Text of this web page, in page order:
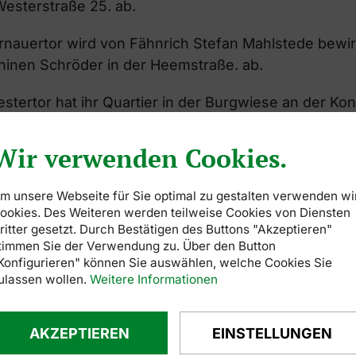
25. ab.
wird von Fähnrich Stefan Mahlstede
Schröder in der Heemstraße. ab.
hat ihr Quartier in der Burgwiese an der
Jörn Ahlers.
hat ihr Quartier beim ehemaligen
von Fähnrich Arne Tschöpe
hat mit Fähnrich Thomas Seyffart ihr
verwenden Cookies.
unsere Webseite für Sie optimal zu gestalten verwenden
Des Weiteren werden teilweise Cookies von Diensten
gesetzt. Durch Bestätigen des Buttons "Akzeptieren"
Sie der Verwendung zu. Über den Button
können Sie auswählen, welche Cookies Sie
wollen. Weitere Informationen
AKZEPTIEREN EINSTELLUNGEN